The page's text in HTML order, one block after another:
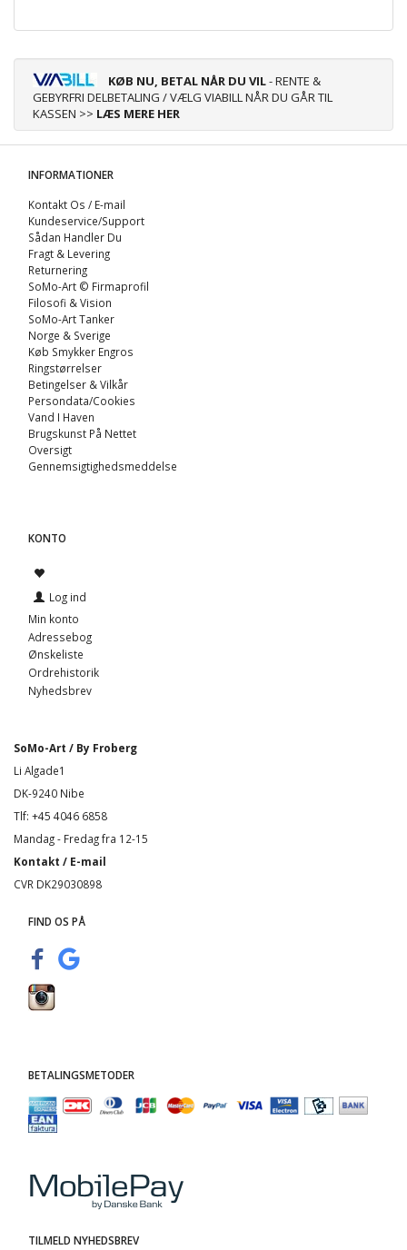
KØB NU, BETAL NÅR DU VIL- RENTE &
GEBYRFRI DELBETALING / VÆLG VIABILL NÅR DU GÅR TIL
KASSEN >> LÆS MERE HER
INFORMATIONER
Kontakt Os / E-mail
Kundeservice/Support
Sådan Handler Du
Fragt & Levering
Returnering
SoMo-Art © Firmaprofil
Filosofi & Vision
SoMo-Art Tanker
Norge & Sverige
Køb Smykker Engros
Ringstørrelser
Betingelser & Vilkår
Persondata/Cookies
Vand I Haven
Brugskunst På Nettet
Oversigt
Gennemsigtighedsmeddelse
KONTO
Log ind
Min konto
Adressebog
Ønskeliste
Ordrehistorik
Nyhedsbrev
SoMo-Art / By Froberg
Li Algade1
DK-9240 Nibe
Tlf: +45 4046 6858
Mandag - Fredag fra 12-15
Kontakt / E-mail
CVR DK29030898
FIND OS PÅ
BETALINGSMETODER
TILMELD NYHEDSBREV